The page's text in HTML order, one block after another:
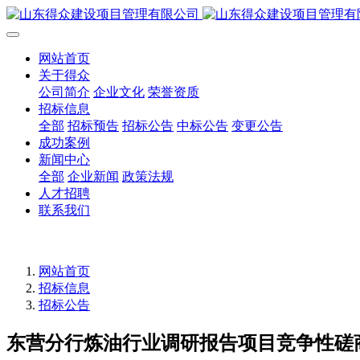
网站首页
关于得众
公司简介 企业文化 荣誉资质
招标信息
全部 招标预告 招标公告 中标公告 变更公告
成功案例
新闻中心
全部 企业新闻 政策法规
人才招聘
联系我们
网站首页
招标信息
招标公告
东营分行炼油行业调研报告项目竞争性磋